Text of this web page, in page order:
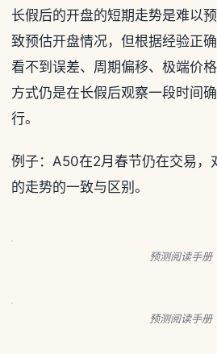
长假后的开盘的短期走势是难以
致预估开盘情况，但根据经验正
看不到误差、周期偏移、极端价
方式仍是在长假后观察一段时间
行。
例子：A50在2月春节仍在交易，
的走势的一致与区别。
预测阅读手册
预测阅读手册